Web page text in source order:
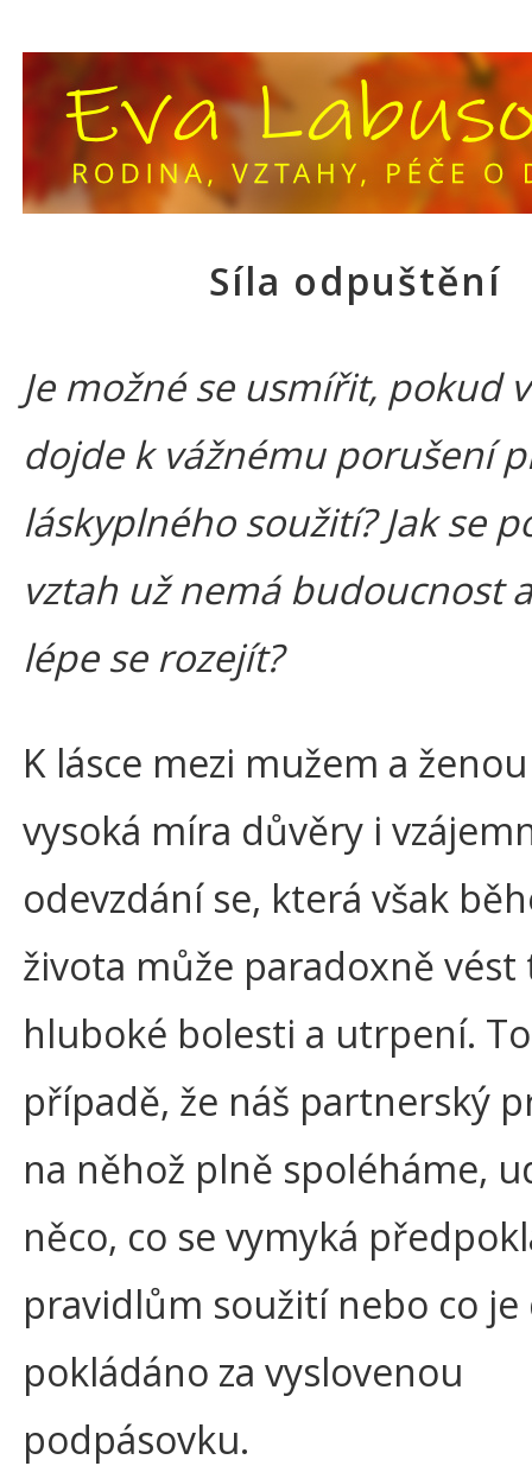
Síla odpuštění
Je možné se usmířit, pokud
dojde k vážnému porušení
láskyplného soužití? Jak se
vztah už nemá budoucnost
lépe se rozejít?
K lásce mezi mužem a
vysoká míra důvěry i
odevzdání se, která však
života může paradoxně vést
hluboké bolesti a utrpení.
případě, že náš partnerský
na něhož plně spoléháme,
něco, co se vymyká
pravidlům soužití nebo co je
pokládáno za vyslovenou
podpásovku.